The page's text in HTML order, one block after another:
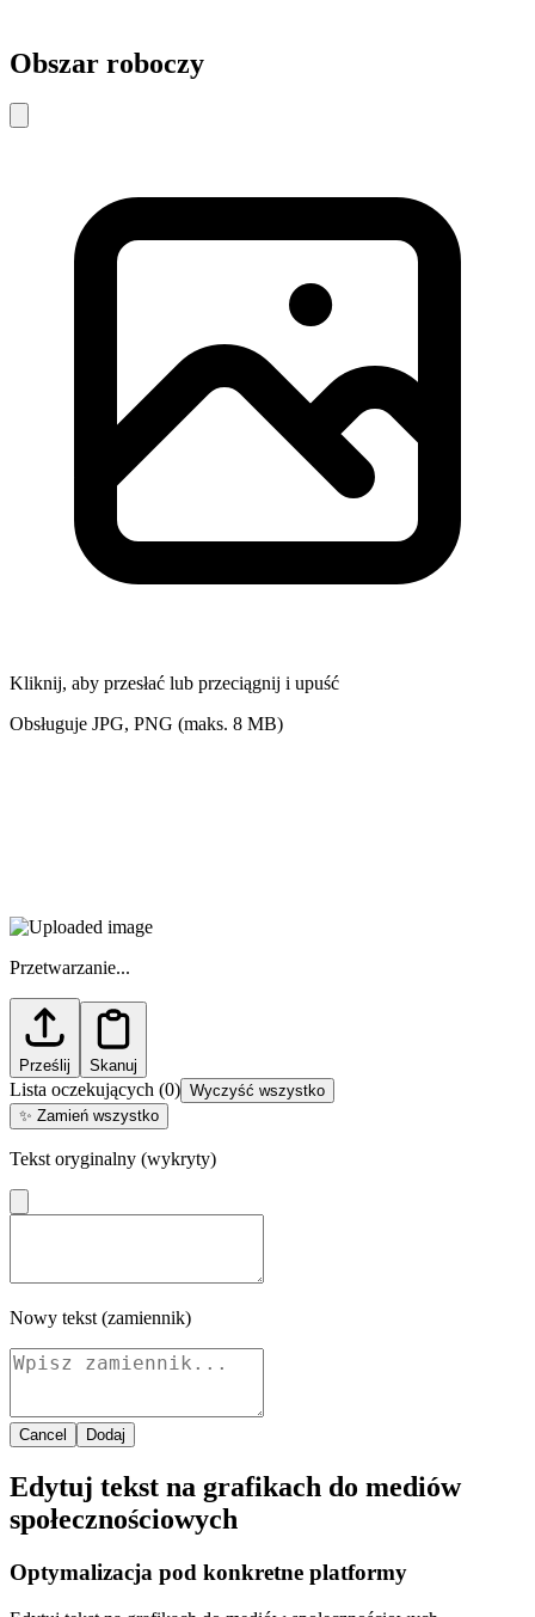
Obszar roboczy
Kliknij, aby przesłać lub przeciągnij i upuść
Obsługuje JPG, PNG (maks. 8 MB)
Przetwarzanie...
Prześlij Skanuj
Lista oczekujących (0) Wyczyść wszystko
✨ Zamień wszystko
Tekst oryginalny (wykryty)
Nowy tekst (zamiennik)
Cancel Dodaj
Edytuj tekst na grafikach do mediów
społecznościowych
Optymalizacja pod konkretne platformy